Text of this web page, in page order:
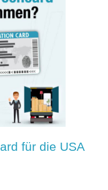
für die USA